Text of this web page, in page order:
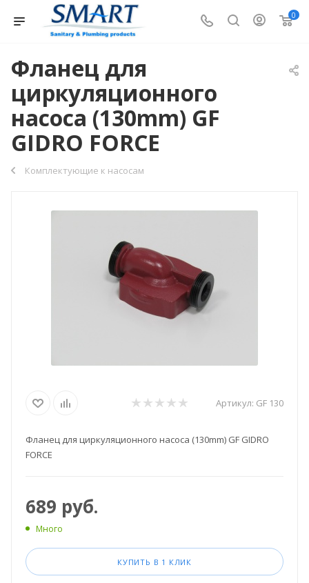
0
Фланец для
циркуляционного
насоса (130mm) GF
GIDRO FORCE
Комплектующие к насосам
Артикул: GF 130
Фланец для циркуляционного насоса (130mm) GF GIDRO
FORCE
689 руб.
Много
КУПИТЬ В 1 КЛИК